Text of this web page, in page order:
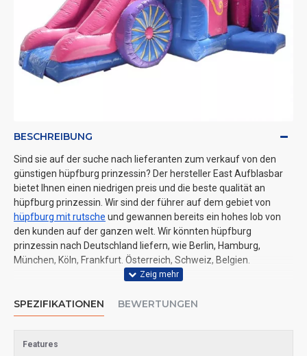
BESCHREIBUNG
Sind sie auf der suche nach lieferanten zum verkauf von den
günstigen hüpfburg prinzessin? Der hersteller East Aufblasbar
bietet Ihnen einen niedrigen preis und die beste qualität an
hüpfburg prinzessin. Wir sind der führer auf dem gebiet von
hüpfburg mit rutsche und gewannen bereits ein hohes lob von
den kunden auf der ganzen welt. Wir könnten hüpfburg
prinzessin nach Deutschland liefern, wie Berlin, Hamburg,
München, Köln, Frankfurt. Österreich, Schweiz, Belgien.
SPEZIFIKATIONEN BEWERTUNGEN
Features